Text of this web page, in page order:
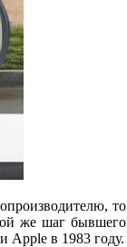
то
же шаг бывшего
Apple в 1983 году.